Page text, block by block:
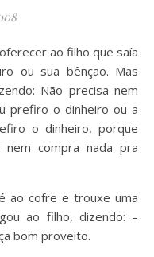
ou sua bênção. Mas
Não precisa nem
prefiro o dinheiro ou a
o dinheiro, porque
compra nada pra
ao cofre e trouxe uma
ao filho, dizendo: –
bom proveito.